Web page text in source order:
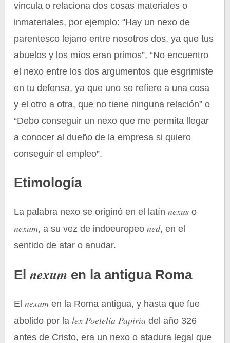
vincula o relaciona dos cosas materiales o
inmateriales, por ejemplo: “Hay un nexo de
parentesco lejano entre nosotros dos, ya que tus
abuelos y los míos eran primos”, “No encuentro
el nexo entre los dos argumentos que esgrimiste
en tu defensa, ya que uno se refiere a una cosa
y el otro a otra, que no tiene ninguna relación” o
“Debo conseguir un nexo que me permita llegar
a conocer al dueño de la empresa si quiero
conseguir el empleo”.
Etimología
La palabra nexo se originó en el latínnexuso
nexum, a su vez de indoeuropeoned, en el
sentido de atar o anudar.
Elnexum en la antigua Roma
Elnexum en la Roma antigua, y hasta que fue
abolido por lalex Poetelia Papiria del año 326
antes de Cristo, era un nexo o atadura legal que